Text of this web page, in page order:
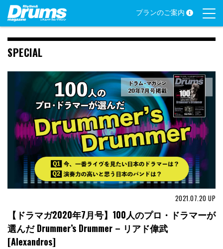
Skip
content
プランのご案内
SPECIAL
2021.07.20 UP
【ドラマガ2020年7月号】100人のプロ・ドラマーが
選んだ Drummer’s Drummer – リアド偉武
[Alexandros]